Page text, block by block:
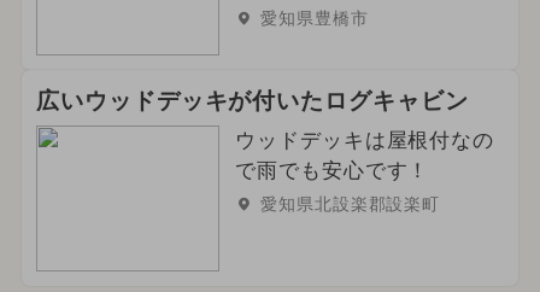
愛知県豊橋市
広いウッドデッキが付いたログキャビン
ウッドデッキは屋根付なの
で雨でも安心です！
愛知県北設楽郡設楽町